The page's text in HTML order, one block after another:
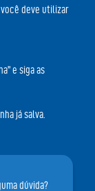
deve utilizar
e siga as
já salva.
dúvida?